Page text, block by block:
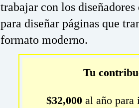
trabajar con los
para diseñar páginas que
formato moderno.
Tu
$32,000 al año para